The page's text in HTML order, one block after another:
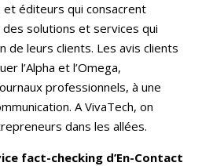
éditeurs qui consacrent
des solutions et services qui
de leurs clients. Les avis clients
l’Alpha et l’Omega,
professionnels, à une
A VivaTech, on
dans les allées.
fact-checking d’En-Contact